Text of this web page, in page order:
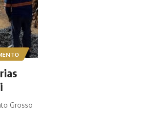
Grosso